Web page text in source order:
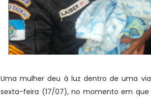
Uma mulher deu à luz dentro de uma
sexta-feira (17/07), no momento em que